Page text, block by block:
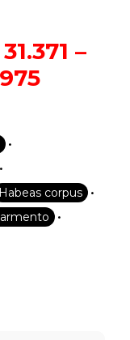
–
•
•
Habeas corpus •
•